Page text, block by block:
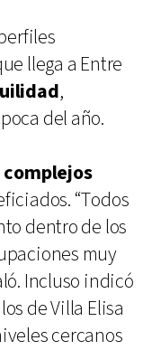
llega a Entre
,
del año.
complejos
“Todos
dentro de los
muy
Incluso indicó
de Villa Elisa
cercanos